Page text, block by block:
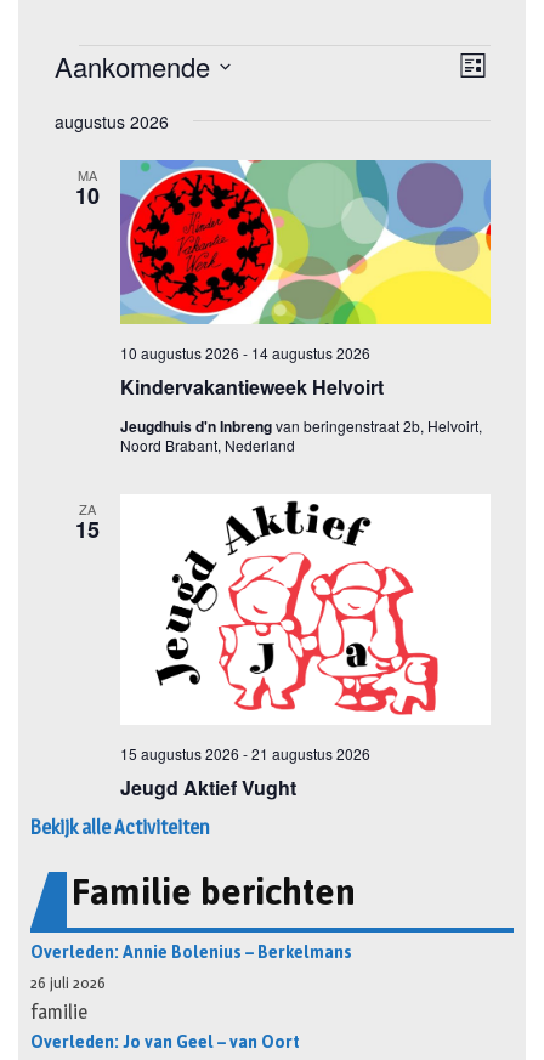
Bekijk alle Activiteiten
Familie berichten
Overleden: Annie Bolenius – Berkelmans
26 juli 2026
familie
Overleden: Jo van Geel – van Oort